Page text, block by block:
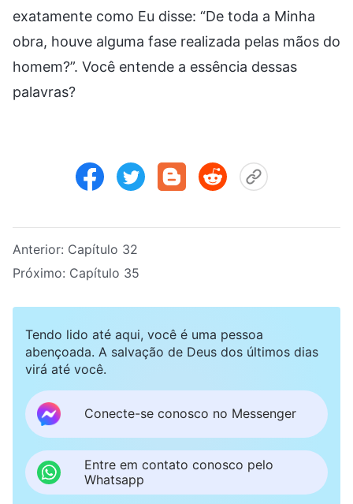
exatamente como Eu disse: “De toda a Minha
obra, houve alguma fase realizada pelas mãos do
homem?”. Você entende a essência dessas
palavras?
Anterior: Capítulo 32
Próximo: Capítulo 35
Tendo lido até aqui, você é uma pessoa
abençoada. A salvação de Deus dos últimos dias
virá até você.
Conecte-se conosco no Messenger
Entre em contato conosco pelo
Whatsapp